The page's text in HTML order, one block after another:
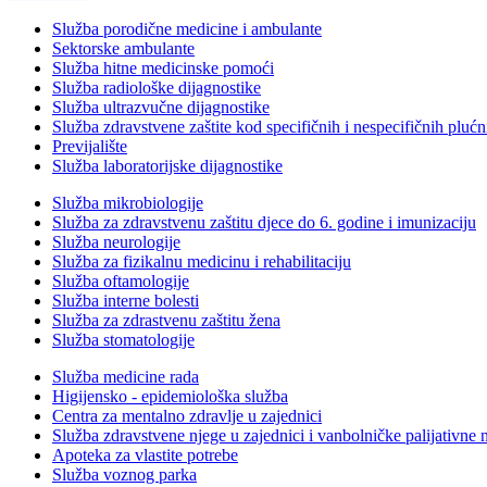
Služba porodične medicine i ambulante
Sektorske ambulante
Služba hitne medicinske pomoći
Služba radiološke dijagnostike
Služba ultrazvučne dijagnostike
Služba zdravstvene zaštite kod specifičnih i nespecifičnih
Previjalište
Služba laboratorijske dijagnostike
Služba mikrobiologije
Služba za zdravstvenu zaštitu djece do 6. godine i imunizaciju
Služba neurologije
Služba za fizikalnu medicinu i rehabilitaciju
Služba oftamologije
Služba interne bolesti
Služba za zdrastvenu zaštitu žena
Služba stomatologije
Služba medicine rada
Higijensko - epidemiološka služba
Centra za mentalno zdravlje u zajednici
Služba zdravstvene njege u zajednici i vanbolničke palijativne
Apoteka za vlastite potrebe
Služba voznog parka